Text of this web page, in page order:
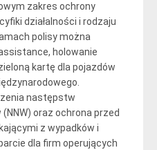
zakres ochrony
działalności i rodzaju
polisy można
holowanie
kartę dla pojazdów
następstw
oraz ochrona przed
z wypadków i
dla firm operujących